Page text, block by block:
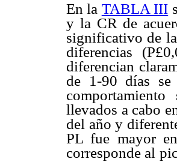
En la TABLA III
y la CR de
significativo de
diferencias (P£
diferencian
de 1-90 días
llevados a cabo
del año y
PL fue mayor
corresponde al